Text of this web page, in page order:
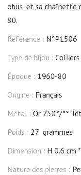
obus, et sa chaînette
80.
Référence : N°P1506
Type de bijou :
Époque : 1960-80
Origine : Français
Métal : Or 750°/°°
Poids : 27 grammes
Dimension : H 0.6 cm
Nature des pierres :